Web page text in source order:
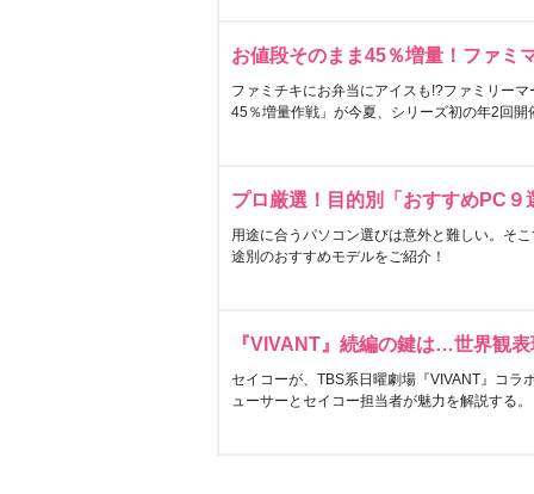
お値段そのまま45％増量！ファミ
ファミチキにお弁当にアイスも!?ファミリー
45％増量作戦」が今夏、シリーズ初の年2回開
プロ厳選！目的別「おすすめPC９
用途に合うパソコン選びは意外と難しい。そ
途別のおすすめモデルをご紹介！
『VIVANT』続編の鍵は…世界観
セイコーが、TBS系日曜劇場『VIVANT』コラ
ューサーとセイコー担当者が魅力を解説する。